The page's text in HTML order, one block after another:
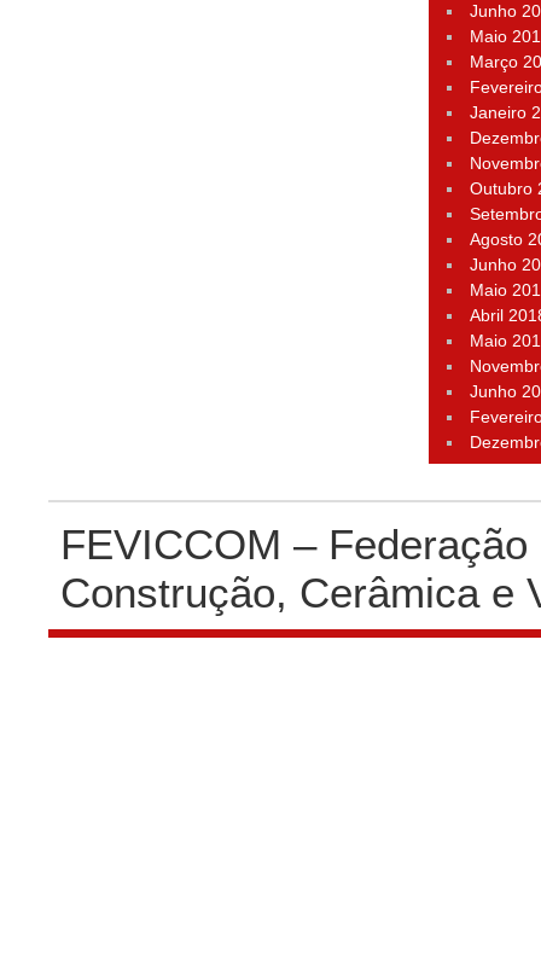
Junho
Maio
Março
Janeiro
Outubro
Agosto
Junho
Maio
Abril
Maio
Junho
FEVICCOM –
Construção, Cerâmica e